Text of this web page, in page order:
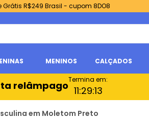
Grátis R$249 Brasil - cupom 8DO8
MENINOS CALÇADOS
relâmpagoTermina em:
11:29:12
em Moletom Preto